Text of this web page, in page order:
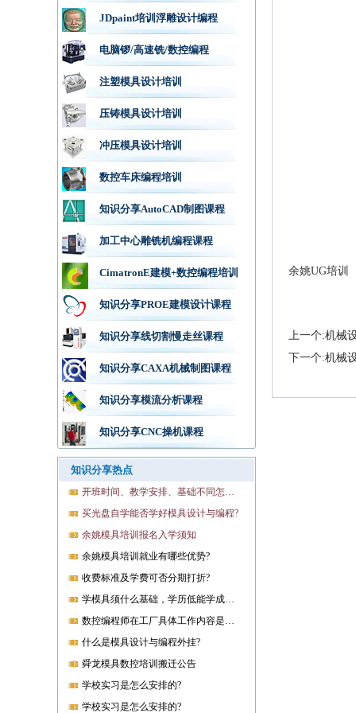
JDpaint培训浮雕设计编程
电脑锣/高速铣/数控编程
注塑模具设计培训
压铸模具设计培训
冲压模具设计培训
数控车床编程培训
知识分享AutoCAD制图课程
加工中心雕铣机编程课程
CimatronE建模+数控编程培训
知识分享PROE建模设计课程
知识分享线切割慢走丝课程
知识分享CAXA机械制图课程
知识分享模流分析课程
知识分享CNC操机课程
知识分享热点
开班时间、教学安排、基础不同怎样开课?
买光盘自学能否学好模具设计与编程?
余姚模具培训报名入学须知
余姚模具培训就业有哪些优势?
收费标准及学费可否分期打折?
学模具须什么基础，学历低能学成就业吗?
数控编程师在工厂具体工作内容是什么?
什么是模具设计与编程外挂?
舜龙模具数控培训搬迁公告
学校实习是怎么安排的?
学校实习是怎么安排的?
余姚UG培训
上一个:机械
下一个:机械